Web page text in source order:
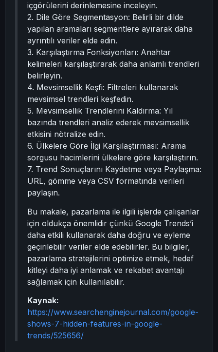
içgörülerini derinlemesine inceleyin.
2. Dile Göre Segmentasyon: Belirli bir dilde
yapılan aramaları segmentlere ayırarak daha
ayrıntılı veriler elde edin.
3. Karşılaştırma Fonksiyonları: Anahtar
kelimeleri karşılaştırarak daha anlamlı trendleri
belirleyin.
4. Mevsimsellik Keşfi: Filtreleri kullanarak
mevsimsel trendleri keşfedin.
5. Mevsimsellik Trendlerini Kaldırma: Yıl
bazında trendleri analiz ederek mevsimsellik
etkisini nötralize edin.
6. Ülkelere Göre İlgi Karşılaştırması: Arama
sorgusu hacimlerini ülkelere göre karşılaştırın.
7. Trend Sonuçlarını Kaydetme veya Paylaşma:
URL, gömme veya CSV formatında verileri
paylaşın.
Bu makale, pazarlama ile ilgili işlerde çalışanlar
için oldukça önemlidir çünkü Google Trends’i
daha etkili kullanarak daha doğru ve eyleme
geçirilebilir veriler elde edebilirler. Bu bilgiler,
pazarlama stratejilerini optimize etmek, hedef
kitleyi daha iyi anlamak ve rekabet avantajı
sağlamak için kullanılabilir.
Kaynak:
https://www.searchenginejournal.com/google-
shows-7-hidden-features-in-google-
trends/525656/